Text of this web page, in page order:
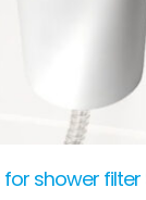
shower filter